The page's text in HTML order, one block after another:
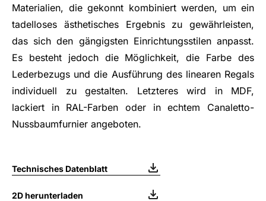
Materialien, die gekonnt kombiniert werden, um ein
tadelloses ästhetisches Ergebnis zu gewährleisten,
das sich den gängigsten Einrichtungsstilen anpasst.
Es besteht jedoch die Möglichkeit, die Farbe des
Lederbezugs und die Ausführung des linearen Regals
individuell zu gestalten. Letzteres wird in MDF,
lackiert in RAL-Farben oder in echtem Canaletto-
Nussbaumfurnier angeboten.
Technisches Datenblatt
2D herunterladen